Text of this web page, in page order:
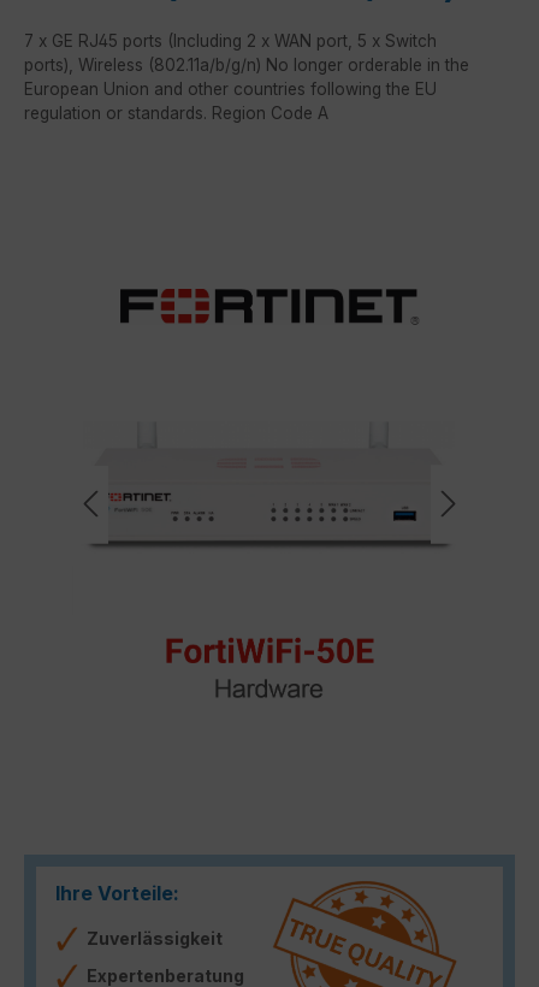
7 x GE RJ45 ports (Including 2 x WAN port, 5 x Switch
ports), Wireless (802.11a/b/g/n) No longer orderable in the
European Union and other countries following the EU
regulation or standards. Region Code A
Ihre Vorteile:
Zuverlässigkeit
Expertenberatung